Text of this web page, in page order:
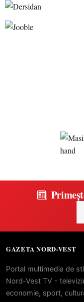
GAZETA NORD-VEST
Portal multimedia de
Nord-Vest TV -
economie, sport,